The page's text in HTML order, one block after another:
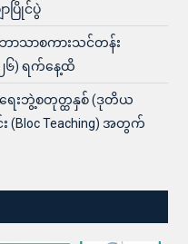
ပြိုင်ပွဲ
ာသာစကားသင်တန်း
၂၆) ရက်နေ့ထိ
ေးဘွဲ့စတုတ္ထနှစ် (ဒုတိယ
(Bloc Teaching) အတွက်